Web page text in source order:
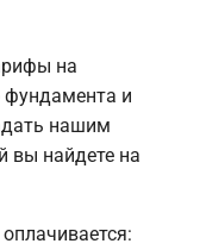
на
фундамента и
нашим
вы найдете на